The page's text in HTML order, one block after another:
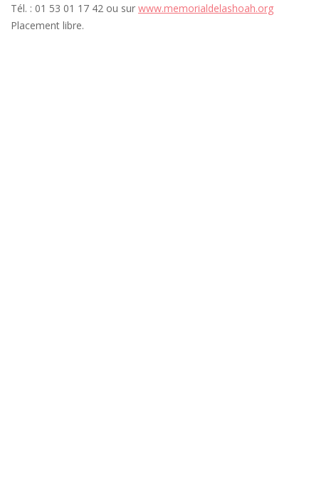
Tél. : 01 53 01 17 42 ou sur www.memorialdelashoah.org
Placement libre.